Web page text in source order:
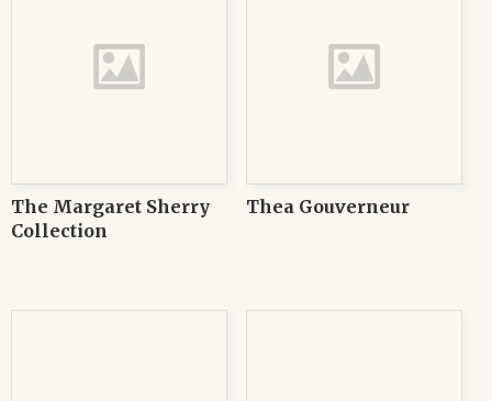
The Margaret Sherry
Collection
Thea Gouverneur